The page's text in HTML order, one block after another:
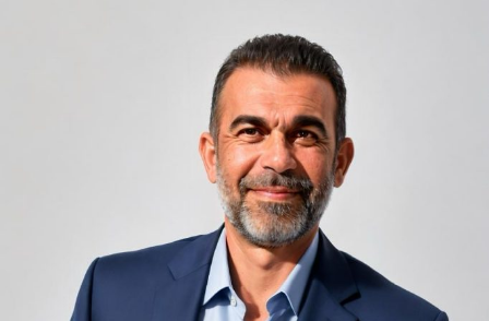
Camerele de hotel sunt, prin natura lor, spații apropiate
unele de altele, separate de pereți care nu pot fi făcuți
infinit de groși din motive practice și economice.
Zgomotul pașilor din camera de sus sau din coridorul
adiacent rămâne una dintre cele mai frecvente
nemulțumiri semnalate de oaspeți în recenziile online,
chiar și la unități altfel apreciate pentru servicii și
locație. De multe ori, oaspeții nu identifică pardoseala
drept sursa reală a problemei, ci descriu simplu senzația
de spațiu zgomotos sau agitat.